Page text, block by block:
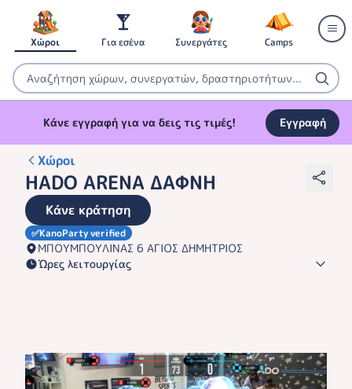
Χώροι Για εσένα Συνεργάτες Camps
Κάνε εγγραφή για να δεις τις τιμές! Εγγραφή
Χώροι
HADO ARENA ΔΑΦΝΗ
Κάνε κράτηση
✅KanoParty verified
ΜΠΟΥΜΠΟΥΛΙΝΑΣ 6 ΑΓΙΟΣ ΔΗΜΗΤΡΙΟΣ
Ώρες λειτουργίας